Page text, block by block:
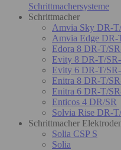
Schrittmachersysteme
Schrittmacher
Amvia Sky DR-
Amvia Edge DR-
Edora 8 DR-T/
Evity 8 DR-T/
Evity 6 DR-T/
Enitra 8 DR-T/
Enitra 6 DR-T/
Enticos 4 DR/SR
Solvia Rise DR-
Schrittmacher
Solia CSP S
Solia